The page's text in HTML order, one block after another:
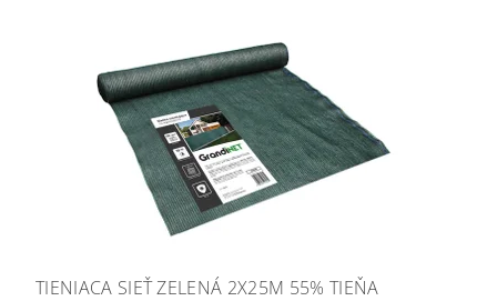
TIENIACA SIEŤ ZELENÁ 2X25M 55% TIEŇA